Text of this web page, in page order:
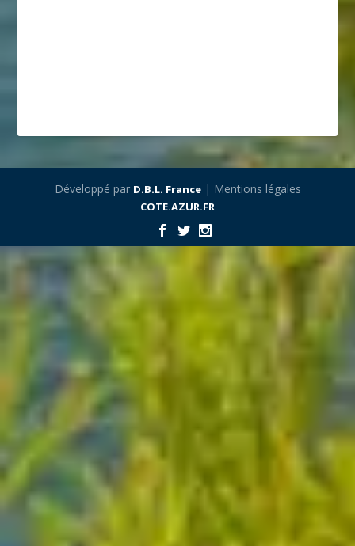
Développé par D.B.L. France| Mentions légales
COTE.AZUR.FR